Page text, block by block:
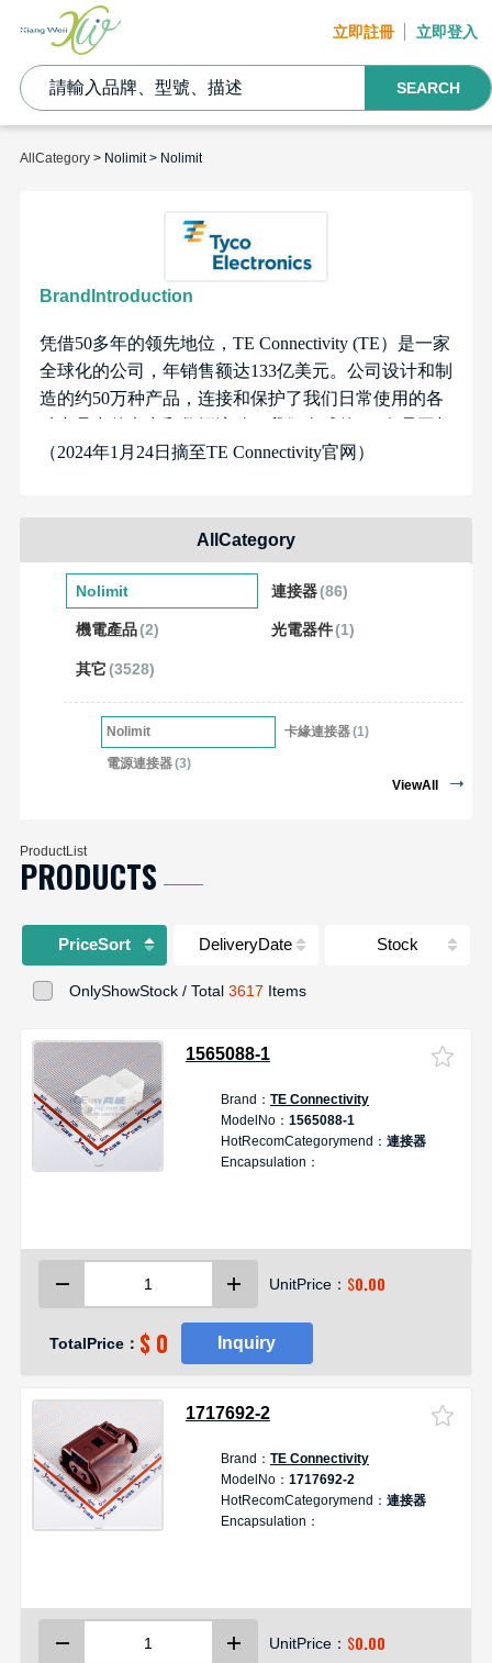
立即註冊 立即登入
SEARCH
AllCategory> Nolimit > Nolimit
BrandIntroduction
凭借50多年的领先地位，TE Connectivity (TE）是一家
全球化的公司，年销售额达133亿美元。公司设计和制
造的约50万种产品，连接和保护了我们日常使用的各
各行各业的客户进行合作。从消费类电子，电力和医
能。 TE Connectivity是一家独立的公开上市公司，普
通股在纽约证交所(NYSE) 挂牌交易，代码是“TEL”。
TE Connectivity 1989年进入中国，在上海开设了第一
家工厂。目前，TE Connectivity在中国拥有约38,000名
司是TE Connectivity在中国注册的公司，负责管理中
国事务，TE通过设在全国14个城市的销售办事处为客
户提供服务。2012财年TE中国区销售总额达22亿美
元，占公司年度总收入的16.5%。
（2024年1月24日摘至TE Connectivity官网）
AllCategory
Nolimit 連接器(86)
機電產品(2) 光電器件(1)
其它(3528)
Nolimit 卡緣連接器(1)
電源連接器(3)
ViewAll
ProductList
PRODUCTS
PriceSort DeliveryDate Stock
OnlyShowStock / Total 3617 Items
1565088-1
Brand： TE Connectivity
ModelNo： 1565088-1
HotRecomCategorymend： 連接器
Encapsulation：
UnitPrice： $0.00
TotalPrice： $ 0 Inquiry
1717692-2
Brand： TE Connectivity
ModelNo： 1717692-2
HotRecomCategorymend： 連接器
Encapsulation：
UnitPrice： $0.00